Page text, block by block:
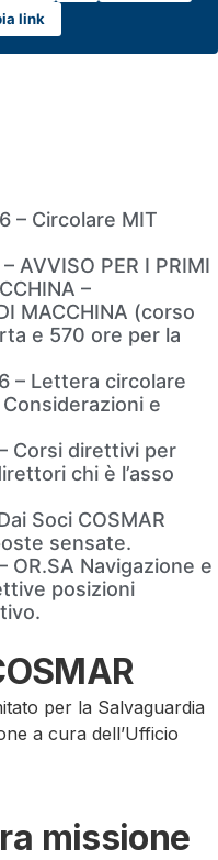
link
– Circolare MIT
AVVISO PER I PRIMI
–
MACCHINA (corso
e 570 ore per la
– Lettera circolare
e
Corsi direttivi per
chi è l’asso
Soci COSMAR
sensate.
OR.SA Navigazione e
posizioni
per la Salvaguardia
a cura dell’Ufficio
missione